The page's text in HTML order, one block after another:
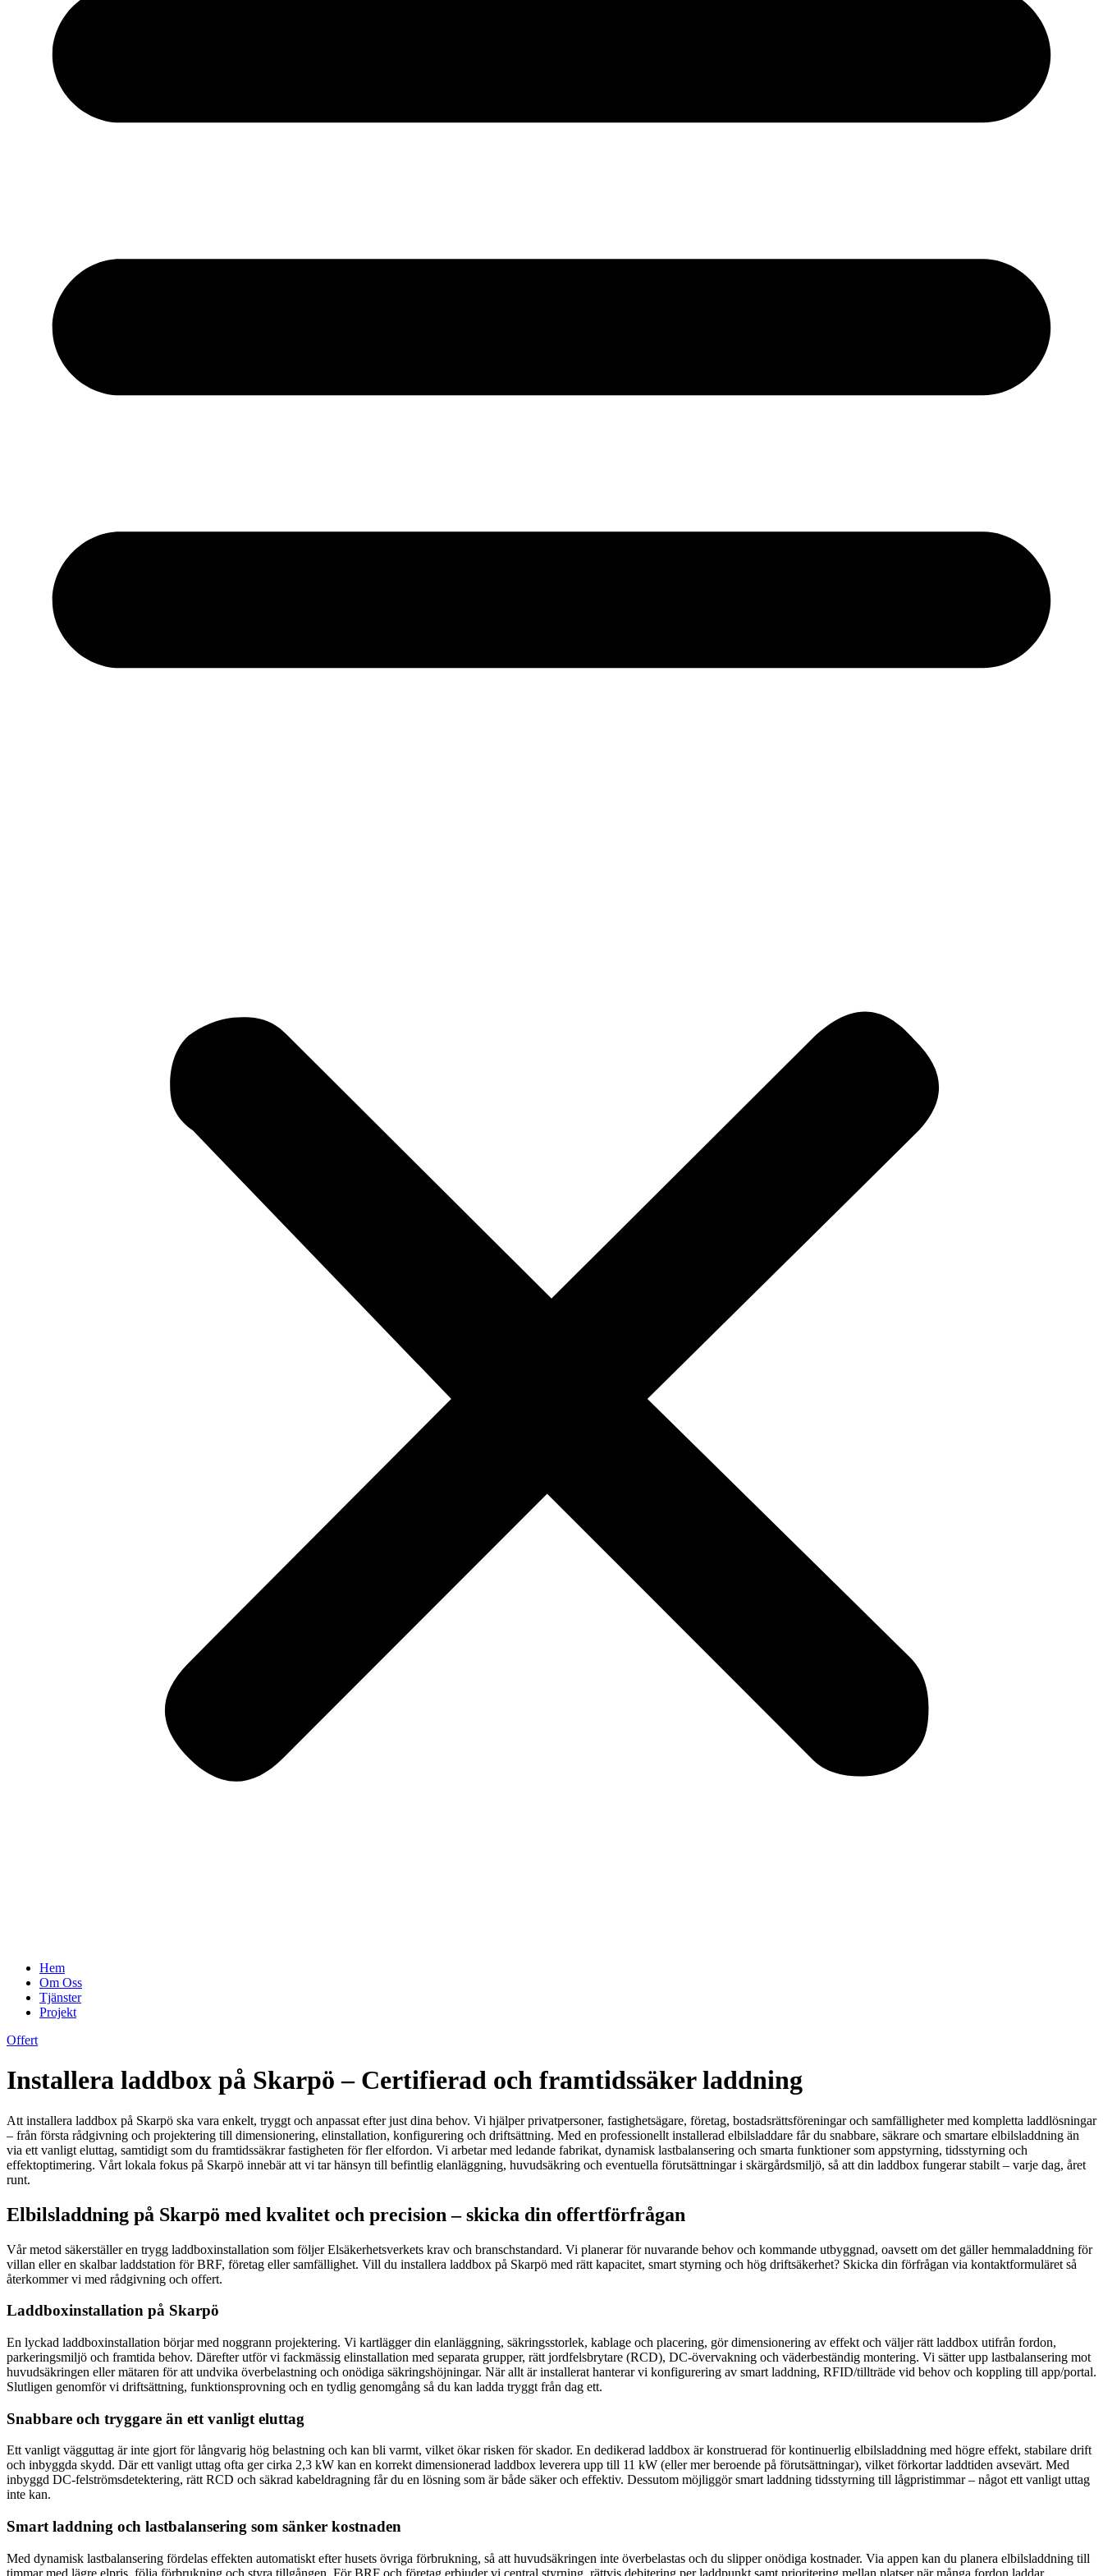
Hem
Om Oss
Tjänster
Projekt
Offert
Installera laddbox på Skarpö – Certifierad och framtidssäker laddning
Att installera laddbox på Skarpö ska vara enkelt, tryggt och anpassat efter just dina behov. Vi hjälper privatpersoner, fastighetsägare, företag, bostadsrättsföreningar och samfälligheter med kompletta laddlösningar
– från första rådgivning och projektering till dimensionering, elinstallation, konfigurering och driftsättning. Med en professionellt installerad elbilsladdare får du snabbare, säkrare och smartare elbilsladdning än
via ett vanligt eluttag, samtidigt som du framtidssäkrar fastigheten för fler elfordon. Vi arbetar med ledande fabrikat, dynamisk lastbalansering och smarta funktioner som appstyrning, tidsstyrning och
effektoptimering. Vårt lokala fokus på Skarpö innebär att vi tar hänsyn till befintlig elanläggning, huvudsäkring och eventuella förutsättningar i skärgårdsmiljö, så att din laddbox fungerar stabilt – varje dag, året
runt.
Elbilsladdning på Skarpö med kvalitet och precision – skicka din offertförfrågan
Vår metod säkerställer en trygg laddboxinstallation som följer Elsäkerhetsverkets krav och branschstandard. Vi planerar för nuvarande behov och kommande utbyggnad, oavsett om det gäller hemmaladdning för
villan eller en skalbar laddstation för BRF, företag eller samfällighet. Vill du installera laddbox på Skarpö med rätt kapacitet, smart styrning och hög driftsäkerhet? Skicka din förfrågan via kontaktformuläret så
återkommer vi med rådgivning och offert.
Laddboxinstallation på Skarpö
En lyckad laddboxinstallation börjar med noggrann projektering. Vi kartlägger din elanläggning, säkringsstorlek, kablage och placering, gör dimensionering av effekt och väljer rätt laddbox utifrån fordon,
parkeringsmiljö och framtida behov. Därefter utför vi fackmässig elinstallation med separata grupper, rätt jordfelsbrytare (RCD), DC-övervakning och väderbeständig montering. Vi sätter upp lastbalansering mot
huvudsäkringen eller mätaren för att undvika överbelastning och onödiga säkringshöjningar. När allt är installerat hanterar vi konfigurering av smart laddning, RFID/tillträde vid behov och koppling till app/portal.
Slutligen genomför vi driftsättning, funktionsprovning och en tydlig genomgång så du kan ladda tryggt från dag ett.
Snabbare och tryggare än ett vanligt eluttag
Ett vanligt vägguttag är inte gjort för långvarig hög belastning och kan bli varmt, vilket ökar risken för skador. En dedikerad laddbox är konstruerad för kontinuerlig elbilsladdning med högre effekt, stabilare drift
och inbyggda skydd. Där ett vanligt uttag ofta ger cirka 2,3 kW kan en korrekt dimensionerad laddbox leverera upp till 11 kW (eller mer beroende på förutsättningar), vilket förkortar laddtiden avsevärt. Med
inbyggd DC-felströmsdetektering, rätt RCD och säkrad kabeldragning får du en lösning som är både säker och effektiv. Dessutom möjliggör smart laddning tidsstyrning till lågpristimmar – något ett vanligt uttag
inte kan.
Smart laddning och lastbalansering som sänker kostnaden
Med dynamisk lastbalansering fördelas effekten automatiskt efter husets övriga förbrukning, så att huvudsäkringen inte överbelastas och du slipper onödiga kostnader. Via appen kan du planera elbilsladdning till
timmar med lägre elpris, följa förbrukning och styra tillgången. För BRF och företag erbjuder vi central styrning, rättvis debitering per laddpunkt samt prioritering mellan platser när många fordon laddar